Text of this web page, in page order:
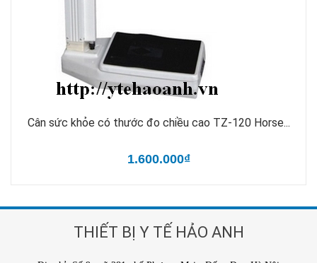
Cân sức khỏe có thước đo chiều cao TZ-120 Horse...
1.600.000₫
THIẾT BỊ Y TẾ HẢO ANH